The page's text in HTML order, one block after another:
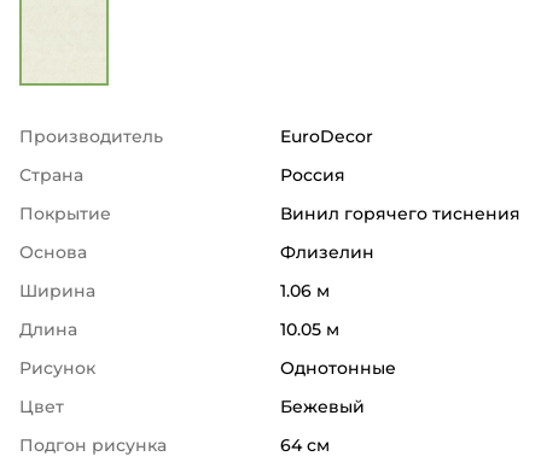
Производитель
EuroDecor
Страна
Россия
Покрытие
Винил горячего тиснения
Основа
Флизелин
Ширина
1.06 м
Длина
10.05 м
Рисунок
Однотонные
Цвет
Бежевый
Подгон рисунка
64 см